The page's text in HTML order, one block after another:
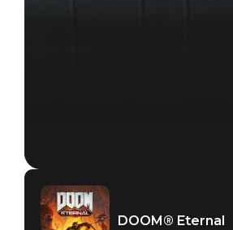
DOOM® Eternal